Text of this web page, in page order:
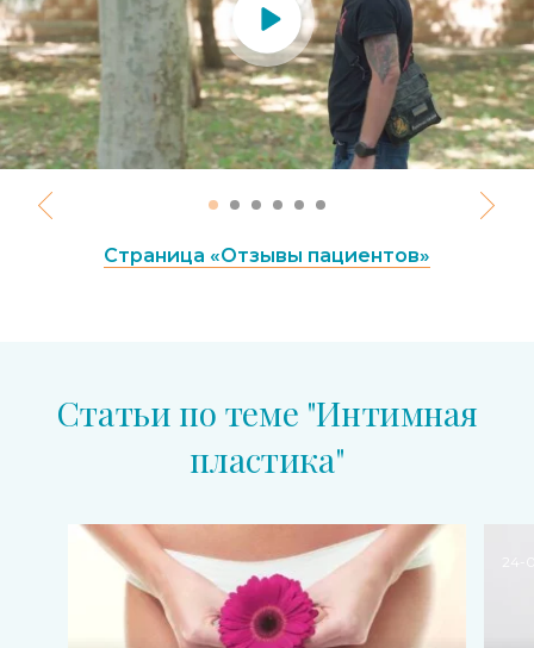
Страница «Отзывы пациентов»
Статьи по теме "Интимная
пластика"